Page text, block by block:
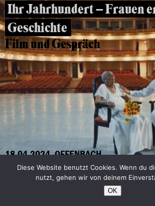
Ihr Jahrhundert – Frauen
Geschichte
Film und Gespräch
18.04.2024, OFFENBACH
Diese Website benutzt Cookies. Wenn du
nutzt, gehen wir von deinem
OK